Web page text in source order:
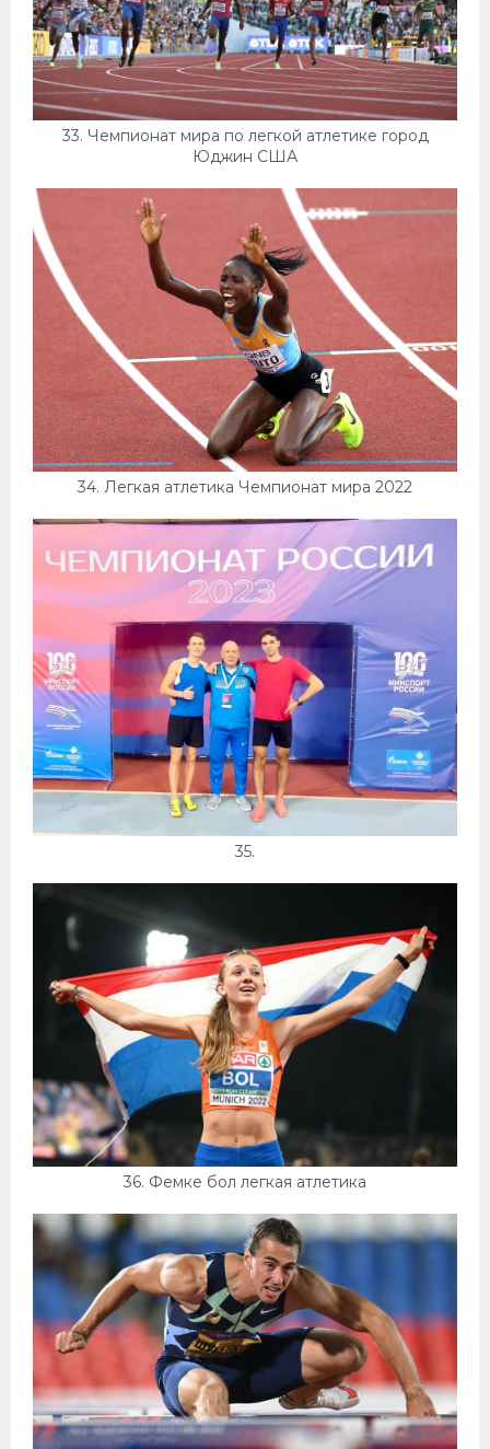
33. Чемпионат мира по легкой атлетике город
Юджин США
34. Легкая атлетика Чемпионат мира 2022
35.
36. Фемке бол легкая атлетика